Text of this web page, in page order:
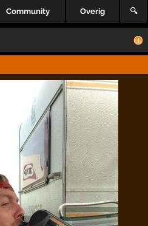
Community Overig 🔍